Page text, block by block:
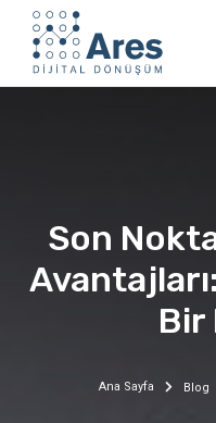
Son
Bir
Ana Sayfa Blog